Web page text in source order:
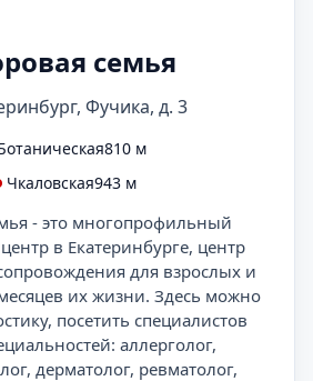
семья
Фучика, д. 3
810 м
Чкаловская943 м
- это многопрофильный
в Екатеринбурге, центр
для взрослых и
их жизни. Здесь можно
посетить специалистов
аллерголог,
дерматолог, ревматолог,